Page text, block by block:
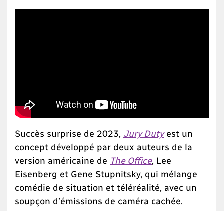
Succès surprise de 2023, Jury Dutyest un
concept développé par deux auteurs de la
version américaine de The Office, Lee
Eisenberg et Gene Stupnitsky, qui mélange
comédie de situation et téléréalité, avec un
soupçon d’émissions de caméra cachée.